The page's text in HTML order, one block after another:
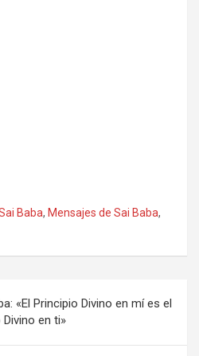
Baba, Mensajes de Sai Baba,
«El Principio Divino en mí es el
en ti»